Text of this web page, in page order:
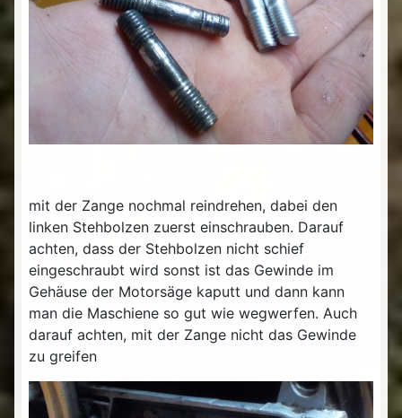
mit der Zange nochmal reindrehen, dabei den
linken Stehbolzen zuerst einschrauben. Darauf
achten, dass der Stehbolzen nicht schief
eingeschraubt wird sonst ist das Gewinde im
Gehäuse der Motorsäge kaputt und dann kann
man die Maschiene so gut wie wegwerfen. Auch
darauf achten, mit der Zange nicht das Gewinde
zu greifen